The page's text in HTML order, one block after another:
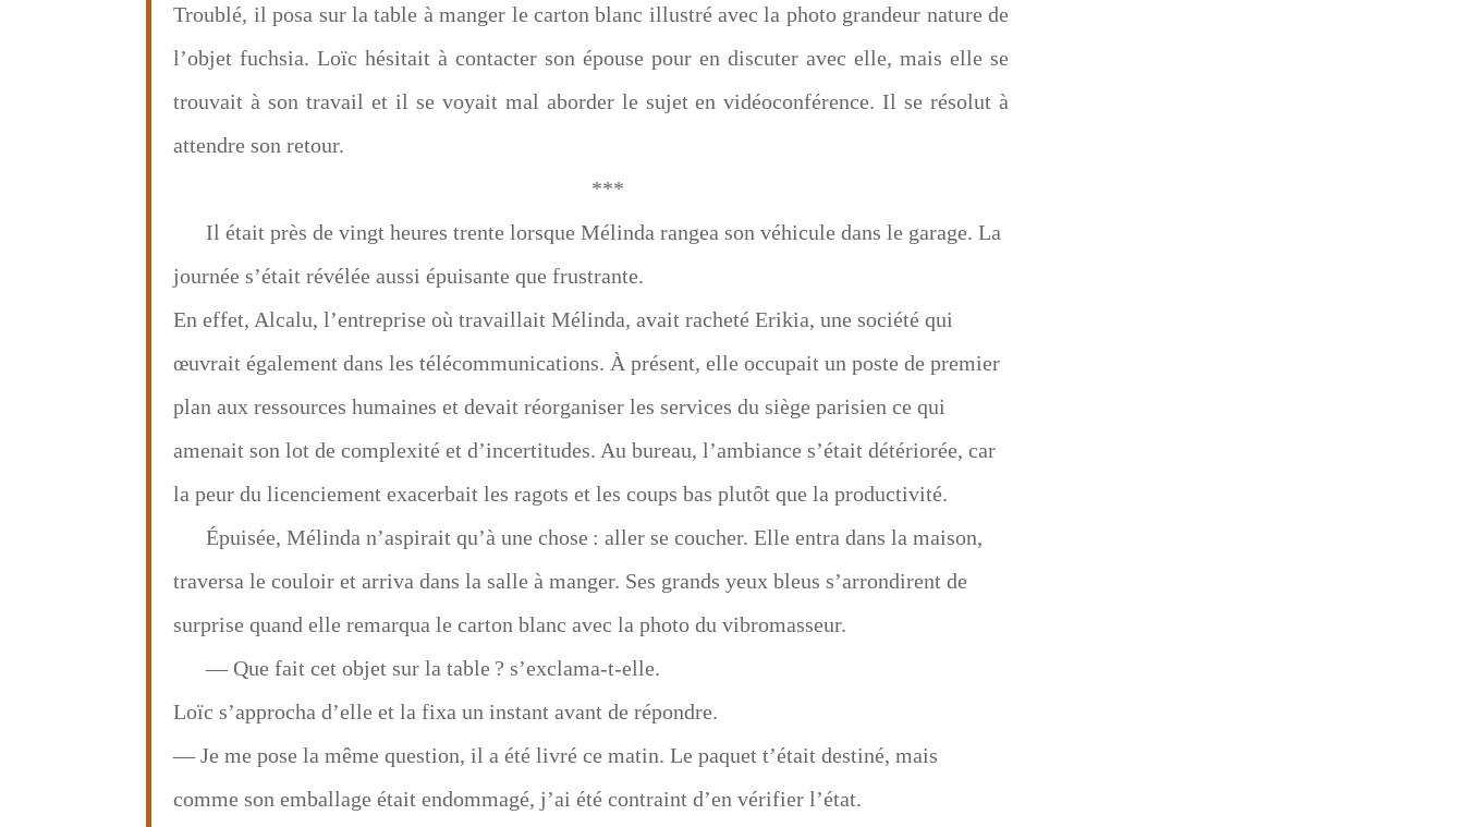
Troublé, il posa sur la table à manger le carton blanc illustré avec la photo grandeur nature de
l’objet fuchsia. Loïc hésitait à contacter son épouse pour en discuter avec elle, mais elle se
trouvait à son travail et il se voyait mal aborder le sujet en vidéoconférence. Il se résolut à
attendre son retour.
***
Il était près de vingt heures trente lorsque Mélinda rangea son véhicule dans le garage. La
journée s’était révélée aussi épuisante que frustrante.
En effet, Alcalu, l’entreprise où travaillait Mélinda, avait racheté Erikia, une société qui
œuvrait également dans les télécommunications. À présent, elle occupait un poste de premier
plan aux ressources humaines et devait réorganiser les services du siège parisien ce qui
amenait son lot de complexité et d’incertitudes. Au bureau, l’ambiance s’était détériorée, car
la peur du licenciement exacerbait les ragots et les coups bas plutôt que la productivité.
Épuisée, Mélinda n’aspirait qu’à une chose : aller se coucher. Elle entra dans la maison,
traversa le couloir et arriva dans la salle à manger. Ses grands yeux bleus s’arrondirent de
surprise quand elle remarqua le carton blanc avec la photo du vibromasseur.
— Que fait cet objet sur la table ? s’exclama-t-elle.
Loïc s’approcha d’elle et la fixa un instant avant de répondre.
— Je me pose la même question, il a été livré ce matin. Le paquet t’était destiné, mais
comme son emballage était endommagé, j’ai été contraint d’en vérifier l’état.